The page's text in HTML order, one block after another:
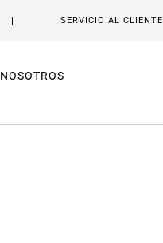
SERVICIO AL CLIENTE
NOSOTROS